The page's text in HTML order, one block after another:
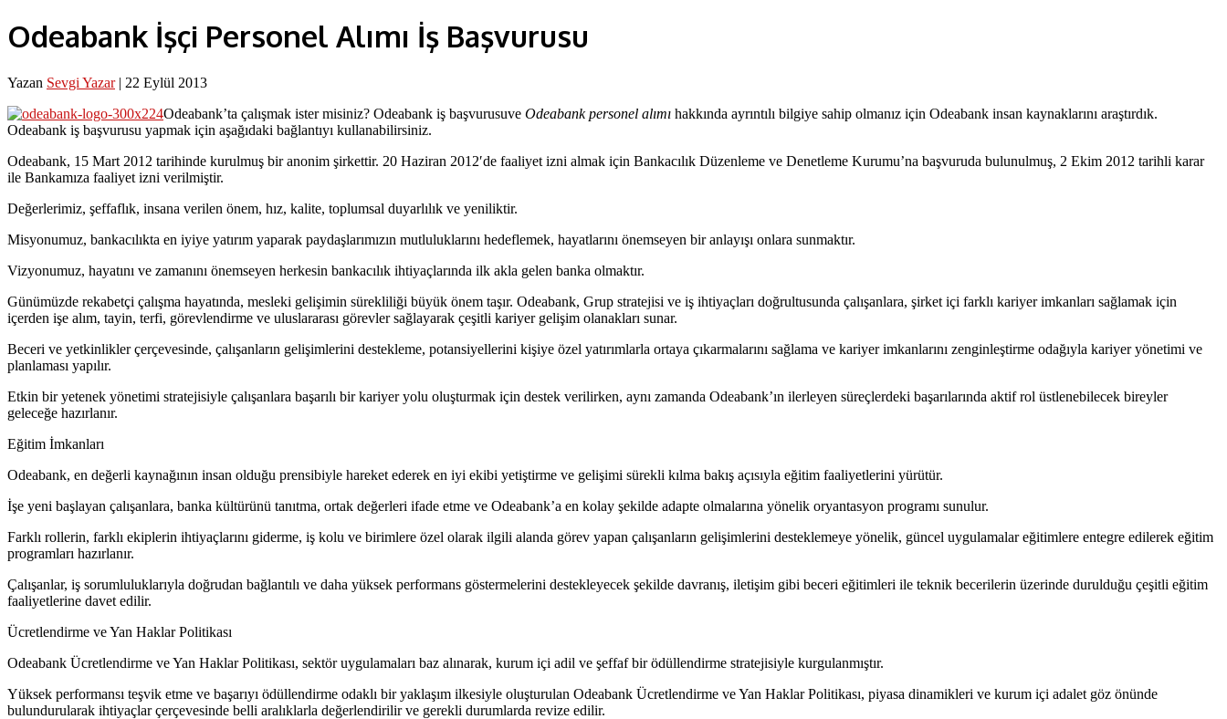
Odeabank İşçi Personel Alımı İş Başvurusu
Yazan Sevgi Yazar| 22 Eylül 2013
Odeabank’ta çalışmak ister misiniz? Odeabank iş başvurusuve Odeabank personel alımı hakkında ayrıntılı bilgiye sahip olmanız için Odeabank insan kaynaklarını araştırdık.
Odeabank iş başvurusu yapmak için aşağıdaki bağlantıyı kullanabilirsiniz.
Odeabank, 15 Mart 2012 tarihinde kurulmuş bir anonim şirkettir. 20 Haziran 2012′de faaliyet izni almak için Bankacılık Düzenleme ve Denetleme Kurumu’na başvuruda bulunulmuş, 2 Ekim 2012 tarihli karar
ile Bankamıza faaliyet izni verilmiştir.
Değerlerimiz, şeffaflık, insana verilen önem, hız, kalite, toplumsal duyarlılık ve yeniliktir.
Misyonumuz, bankacılıkta en iyiye yatırım yaparak paydaşlarımızın mutluluklarını hedeflemek, hayatlarını önemseyen bir anlayışı onlara sunmaktır.
Vizyonumuz, hayatını ve zamanını önemseyen herkesin bankacılık ihtiyaçlarında ilk akla gelen banka olmaktır.
Günümüzde rekabetçi çalışma hayatında, mesleki gelişimin sürekliliği büyük önem taşır. Odeabank, Grup stratejisi ve iş ihtiyaçları doğrultusunda çalışanlara, şirket içi farklı kariyer imkanları sağlamak için
içerden işe alım, tayin, terfi, görevlendirme ve uluslararası görevler sağlayarak çeşitli kariyer gelişim olanakları sunar.
Beceri ve yetkinlikler çerçevesinde, çalışanların gelişimlerini destekleme, potansiyellerini kişiye özel yatırımlarla ortaya çıkarmalarını sağlama ve kariyer imkanlarını zenginleştirme odağıyla kariyer yönetimi ve
planlaması yapılır.
Etkin bir yetenek yönetimi stratejisiyle çalışanlara başarılı bir kariyer yolu oluşturmak için destek verilirken, aynı zamanda Odeabank’ın ilerleyen süreçlerdeki başarılarında aktif rol üstlenebilecek bireyler
geleceğe hazırlanır.
Eğitim İmkanları
Odeabank, en değerli kaynağının insan olduğu prensibiyle hareket ederek en iyi ekibi yetiştirme ve gelişimi sürekli kılma bakış açısıyla eğitim faaliyetlerini yürütür.
İşe yeni başlayan çalışanlara, banka kültürünü tanıtma, ortak değerleri ifade etme ve Odeabank’a en kolay şekilde adapte olmalarına yönelik oryantasyon programı sunulur.
Farklı rollerin, farklı ekiplerin ihtiyaçlarını giderme, iş kolu ve birimlere özel olarak ilgili alanda görev yapan çalışanların gelişimlerini desteklemeye yönelik, güncel uygulamalar eğitimlere entegre edilerek eğitim
programları hazırlanır.
Çalışanlar, iş sorumluluklarıyla doğrudan bağlantılı ve daha yüksek performans göstermelerini destekleyecek şekilde davranış, iletişim gibi beceri eğitimleri ile teknik becerilerin üzerinde durulduğu çeşitli eğitim
faaliyetlerine davet edilir.
Ücretlendirme ve Yan Haklar Politikası
Odeabank Ücretlendirme ve Yan Haklar Politikası, sektör uygulamaları baz alınarak, kurum içi adil ve şeffaf bir ödüllendirme stratejisiyle kurgulanmıştır.
Yüksek performansı teşvik etme ve başarıyı ödüllendirme odaklı bir yaklaşım ilkesiyle oluşturulan Odeabank Ücretlendirme ve Yan Haklar Politikası, piyasa dinamikleri ve kurum içi adalet göz önünde
bulundurularak ihtiyaçlar çerçevesinde belli aralıklarla değerlendirilir ve gerekli durumlarda revize edilir.